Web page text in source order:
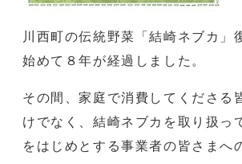
川西町の伝統野菜「結崎ネブカ」
始めて８年が経過しました。
その間、家庭で消費してくださる
けでなく、結崎ネブカを取り扱っ
をはじめとする事業者の皆さまへ